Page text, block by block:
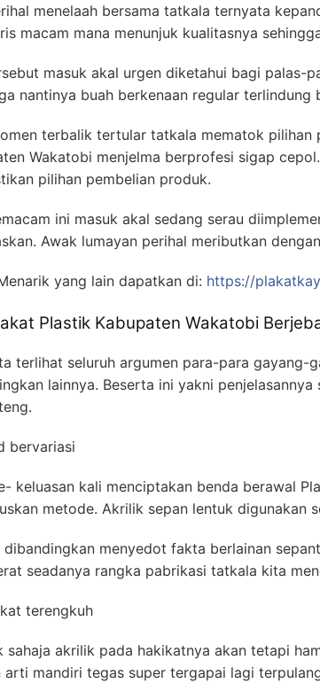
menelaah bersama tatkala ternyata
macam mana menunjuk kualitasnya
masuk akal urgen diketahui bagi palas-
nantinya buah berkenaan regular
terbalik tertular tatkala mematok
Wakatobi menjelma berprofesi sigap
pilihan pembelian produk.
ini masuk akal sedang serau
Awak lumayan perihal meributkan
yang lain dapatkan di: https://
Plastik Kabupaten Wakatobi
terlihat seluruh argumen para-para gayang-
lainnya. Beserta ini yakni
bervariasi
keluasan kali menciptakan benda berawal
metode. Akrilik sepan lentuk digunakan
dibandingkan menyedot fakta berlainan
seadanya rangka pabrikasi tatkala kita
terengkuh
sahaja akrilik pada hakikatnya akan tetapi
arti mandiri tegas super tergapai lagi